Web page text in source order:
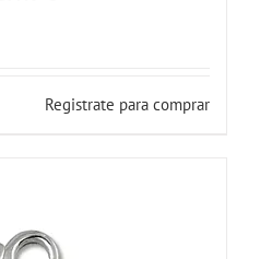
Registrate para comprar